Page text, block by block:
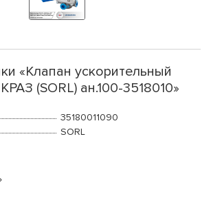
«Клапан ускорительный
(SORL) ан.100-3518010»
35180011090
SORL